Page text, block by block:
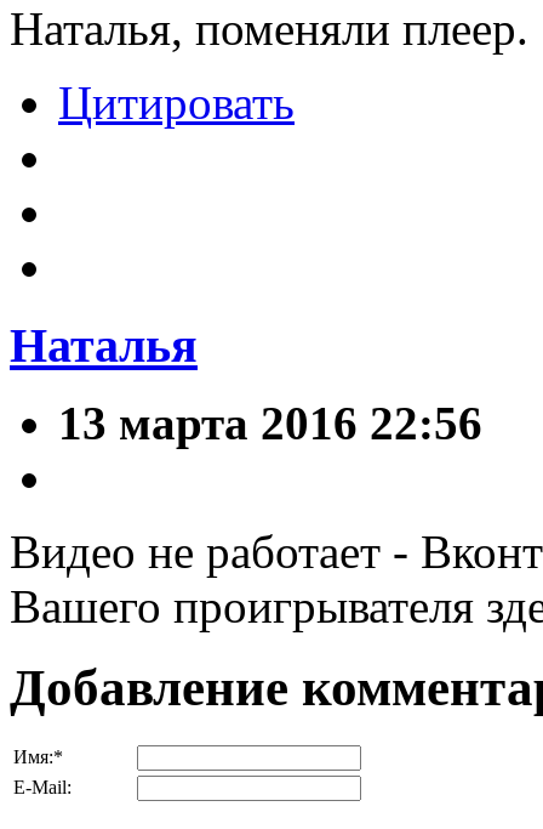
Наталья, поменяли плеер.
Цитировать
Наталья
13 марта 2016 22:56
Видео не работает -
Вашего проигрывателя
Добавление
Имя:*
E-Mail: